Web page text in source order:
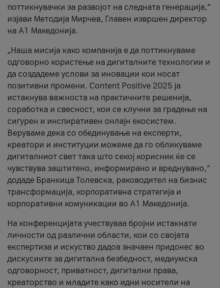
поттикнувачки за развојот на следната генерација,“
изјави Методија Мирчев, Главен извршен директор
на А1 Македонија.
„Наша мисија како компанија е да поттикнуваме
одговорно користење на дигиталните технологии и
да создадеме услови за иновации кои носат
позитивни промени. Content Positive 2025 ја
истакнува важноста на практичните решенија,
соработка и свесност, кои се клучни за градење на
сигурен и инспиративен онлајн екосистем.
Веруваме дека со обединување на експерти,
креатори и институции можеме да го обликуваме
дигиталниот свет така што секој корисник ќе се
чувствува заштитено, информирано и вреднувано,“
додаде Бранкица Толевска, раководител на бизнис
трансформација, корпоративна стратегија и
корпоративни комуникации во А1 Македонија.
На конференцијата учествуваа бројни истакнати
личности од различни области, кои со својата
експертиза и искуство дадоа значаен придонес во
дискусиите за дигитална безбедност, медиумска
одговорност, приватност, дигитални права,
креаторство и младите како идни носители на